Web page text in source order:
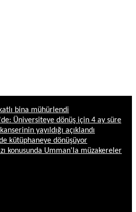
bina mühürlendi
Üniversiteye dönüş için 4 ay süre
yayıldığı açıklandı
kütüphaneye dönüşüyor
konusunda Umman'la müzakereler